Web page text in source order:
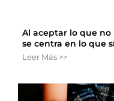
Al aceptar lo que
se centra en lo que
Leer Más >>